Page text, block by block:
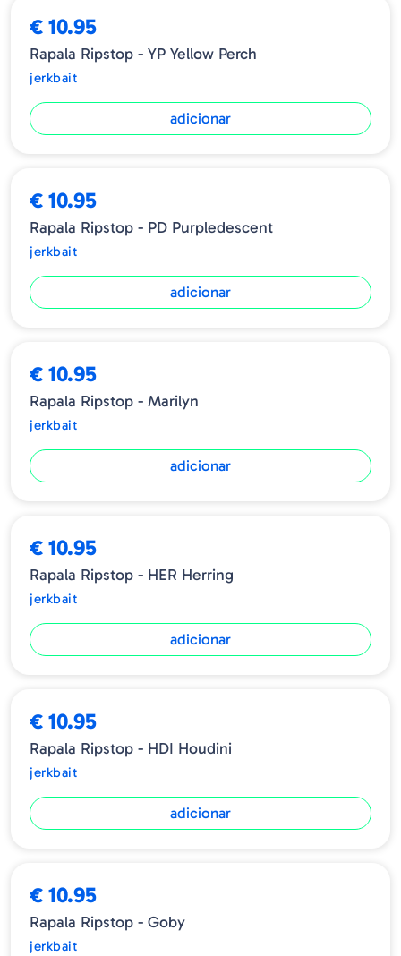
€ 10.95
Rapala Ripstop - YP Yellow Perch
jerkbait
adicionar
€ 10.95
Rapala Ripstop - PD Purpledescent
jerkbait
adicionar
€ 10.95
Rapala Ripstop - Marilyn
jerkbait
adicionar
€ 10.95
Rapala Ripstop - HER Herring
jerkbait
adicionar
€ 10.95
Rapala Ripstop - HDI Houdini
jerkbait
adicionar
€ 10.95
Rapala Ripstop - Goby
jerkbait